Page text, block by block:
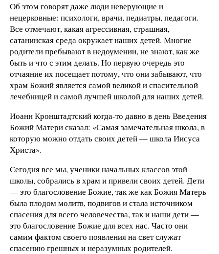
Об этом говорят даже люди неверующие и
нецерковные: психологи, врачи, педиатры, педагоги.
Все отмечают, какая агрессивная, страшная,
сатанинская среда окружает наших детей. Многие
родители пребывают в недоумении, не знают, как же
быть и что с этим делать. Но первую очередь это
отчаяние их посещает потому, что они забывают, что
храм Божий является самой великой и спасительной
лечебницей и самой лучшей школой для наших детей.
Иоанн Кронштадтский когда-то давно в день Введения
Божий Матери сказал: «Самая замечательная школа, в
которую можно отдать своих детей — школа Иисуса
Христа».
Сегодня все мы, ученики начальных классов этой
школы, собрались в храм и привели своих детей. Дети
— это благословение Божие, так же как Божия Матерь
была плодом молитв, подвигов и стала источником
спасения для всего человечества, так и наши дети —
это благословение Божие для всех нас. Часто они
самим фактом своего появления на свет служат
спасению грешных и неразумных родителей.